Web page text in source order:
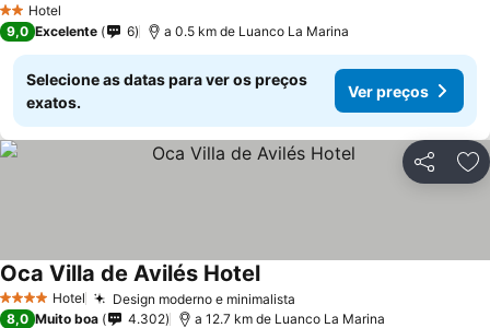
2 Estrelas
Hotel
9,0 Excelente 6 a 0.5 km de Luanco La Marina
Selecione as datas para ver os preços
exatos.
Ver preços
Partilhar
4 EstrelasHotel Design moderno e minimalista
Oca Villa de Avilés HotelVer preços
8,0 Muito boa 4.302 a 12.7 km de Luanco La Marina